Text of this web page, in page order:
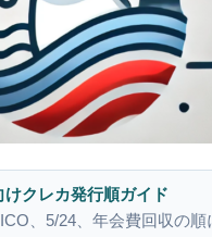
けクレカ発行順ガイド
、5/24、年会費回収の順